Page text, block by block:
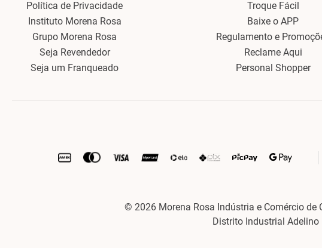
Política de Privacidade
Instituto Morena Rosa
Grupo Morena Rosa
Seja Revendedor
Seja um Franqueado
Troque Fácil
Baixe o APP
Regulamento e
Reclame Aqui
Personal Shopper
© 2026 Morena Rosa Indústria e Comércio de
Distrito Industrial Adelino